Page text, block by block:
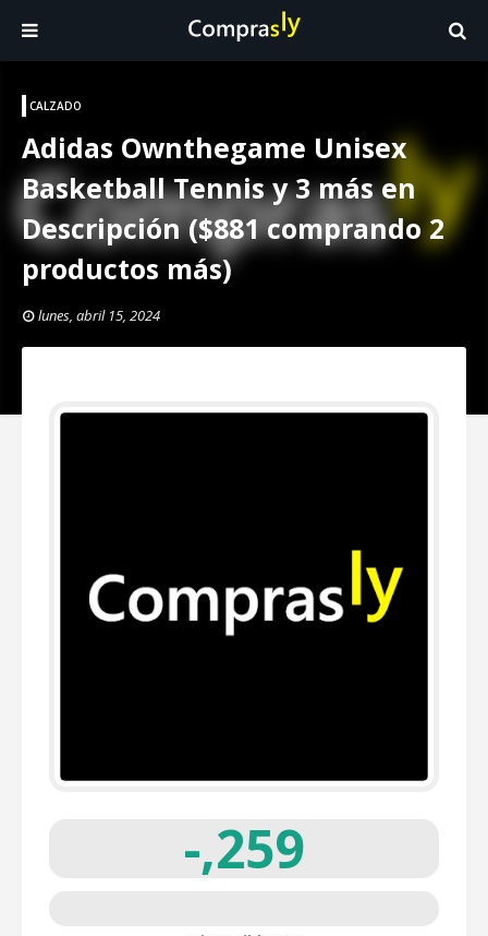
CALZADO
Adidas Ownthegame Unisex
Basketball Tennis y 3 más en
Descripción ($881 comprando 2
productos más)
lunes, abril 15, 2024
-,259